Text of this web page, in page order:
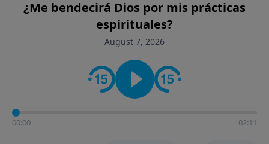
¿Me bendecirá Dios por mis prácticas
espirituales?
August 7, 2026
00:00 02:11